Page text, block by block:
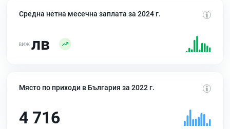
Средна нетна месечна заплата за 2024 г.
лв
Място по приходи в България за 2022 г.
4 716